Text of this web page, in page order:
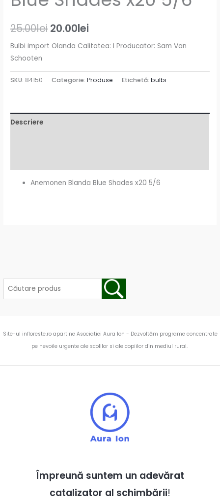
25.00lei 20.00lei
Bulbi import Olanda Calitatea: I Producator: Sam Van
Schooten
SKU: 84150 Categorie:Produse Etichetă:bulbi
Descriere
Anemonen Blanda Blue Shades x20 5/6
Site-ul infloreste.ro apartine Asociatiei Aura Ion - Dezvoltăm programe concentrate
pe nevoile urgente ale scolilor si ale copiilor din mediul rural.
Împreună suntem un adevărat
catalizator al schimbării!